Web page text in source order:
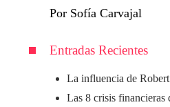
Por Sofía Carvajal
Entradas Recientes
La influencia de
Las 8 crisis financieras